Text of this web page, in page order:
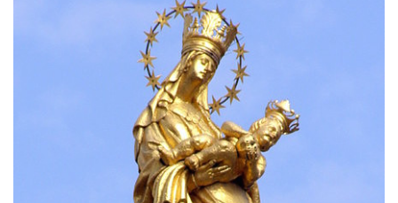
Sloup Panny Marie v Práchni
Sloup svatého kříže v Třebušíně
Sloup Nejsvětější Trojice v Litvínově
Sloup svatého Antonína Paduánského v
Ústí nad Labem
Sloup svatého Jana Nepomuckého v